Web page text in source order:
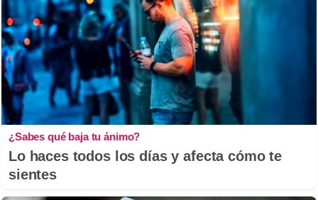
¿Sabes qué baja tu ánimo?
Lo haces todos los días y afecta cómo te
sientes